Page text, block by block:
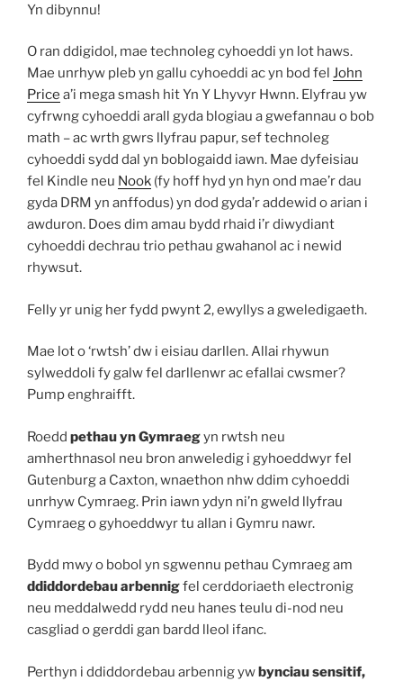
Yn dibynnu!
O ran ddigidol, mae technoleg cyhoeddi yn lot haws.
Mae unrhyw pleb yn gallu cyhoeddi ac yn bod fel John
Price a’i mega smash hit Yn Y Lhyvyr Hwnn. Elyfrau yw
cyfrwng cyhoeddi arall gyda blogiau a gwefannau o bob
math – ac wrth gwrs llyfrau papur, sef technoleg
cyhoeddi sydd dal yn boblogaidd iawn. Mae dyfeisiau
fel Kindle neu Nook (fy hoff hyd yn hyn ond mae’r dau
gyda DRM yn anffodus) yn dod gyda’r addewid o arian i
awduron. Does dim amau bydd rhaid i’r diwydiant
cyhoeddi dechrau trio pethau gwahanol ac i newid
rhywsut.
Felly yr unig her fydd pwynt 2, ewyllys a gweledigaeth.
Mae lot o ‘rwtsh’ dw i eisiau darllen. Allai rhywun
sylweddoli fy galw fel darllenwr ac efallai cwsmer?
Pump enghraifft.
Roedd pethau yn Gymraegyn rwtsh neu
amherthnasol neu bron anweledig i gyhoeddwyr fel
Gutenburg a Caxton, wnaethon nhw ddim cyhoeddi
unrhyw Cymraeg. Prin iawn ydyn ni’n gweld llyfrau
Cymraeg o gyhoeddwyr tu allan i Gymru nawr.
Bydd mwy o bobol yn sgwennu pethau Cymraeg am
ddiddordebau arbennigfel cerddoriaeth electronig
neu meddalwedd rydd neu hanes teulu di-nod neu
casgliad o gerddi gan bardd lleol ifanc.
Perthyn i ddiddordebau arbennig ywbynciau sensitif,